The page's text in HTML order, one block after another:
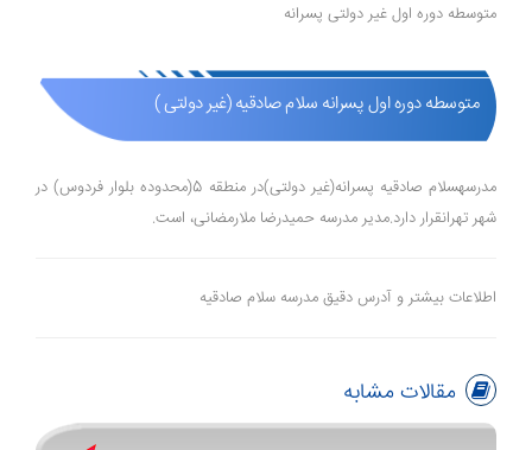
متوسطه دوره اول غیر دولتی پسرانه
متوسطه دوره اول پسرانه سلام صادقیه (غیر دولتی )
مدرسهسلام صادقیه پسرانه(غیر دولتی)در منطقه 5(محدوده بلوار فردوس) در
شهر تهرانقرار دارد.مدیر مدرسه حمیدرضا ملارمضانی، است.
اطلاعات بیشتر و آدرس دقیق مدرسه سلام صادقیه
مقالات مشابه